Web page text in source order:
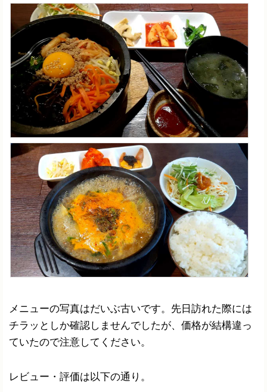
メニューの写真はだいぶ古いです。先日訪れた際には
チラッとしか確認しませんでしたが、価格が結構違っ
ていたので注意してください。
レビュー・評価は以下の通り。